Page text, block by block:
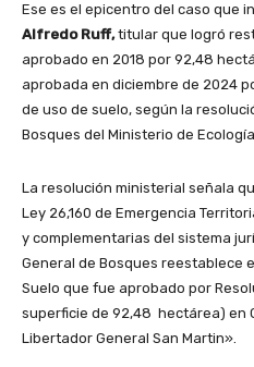
Ese es el epicentro del caso que
Alfredo Ruff,titular que logró
aprobado en 2018 por 92,48
aprobada en diciembre de 2024
de uso de suelo, según la
Bosques del Ministerio de
La resolución ministerial señala
Ley 26,160 de Emergencia
y complementarias del sistema
General de Bosques reestablece
Suelo que fue aprobado por
superficie de 92,48 hectárea) en
Libertador General San Martin».